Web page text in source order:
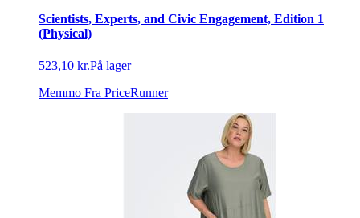
Scientists, Experts, and Civic Engagement, Edition 1
(Physical)
523,10 kr.På lager
Memmo Fra PriceRunner